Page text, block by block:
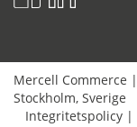
Mercell Commerce |
Stockholm, Sverige
Integritetspolicy |